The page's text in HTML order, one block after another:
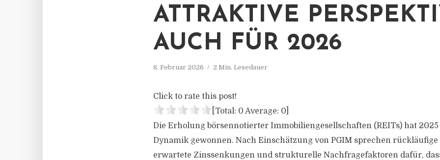
ATTRAKTIVE
AUCH FÜR 2026
8. Februar 2026 2 Min. Lesedauer
Click to rate this post!
[Total: 0 Average: 0
Die Erholung börsennotierter Immobiliengesellschaften (REITs) hat
Dynamik gewonnen. Nach Einschätzung von PGIM sprechen
erwartete Zinssenkungen und strukturelle Nachfragefaktoren dafür,